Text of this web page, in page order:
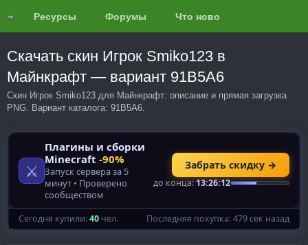
Ресурсы Форумы Что нового?
Скачать скин Игрок Smiko123 в
Майнкрафт — вариант 91B5A6
Скин Игрок Smiko123 для Майнкрафт: описание и прямая загрузка
PNG. Вариант каталога: 91B5A6.